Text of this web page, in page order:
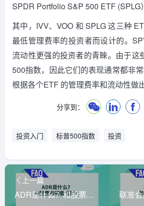
SPDR Portfolio S&P 500 ETF (SPLG）
其中，IVV、VOO 和 SPLG 这三种
最低管理费率的投资者而设计的。
流动性更强的投资者的青睞。 由于这
500指数，因此它们的表现通常都非
根据各个ETF 的管理费率和流动性做
分享到：
投资入门 标普500指数 投资
上一篇
ADR是什么？和股票有什么区别？